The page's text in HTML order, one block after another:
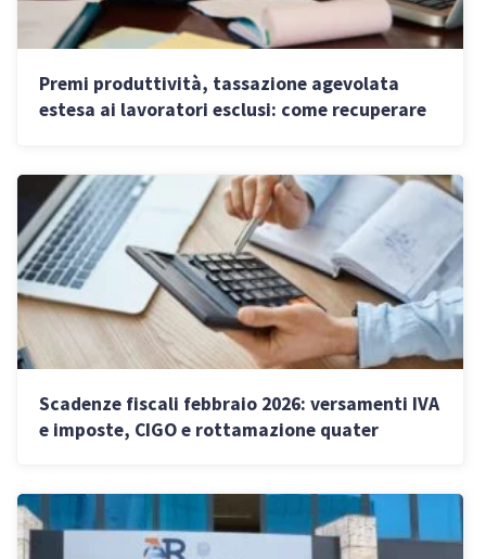
Premi produttività, tassazione agevolata
estesa ai lavoratori esclusi: come recuperare
Scadenze fiscali febbraio 2026: versamenti IVA
e imposte, CIGO e rottamazione quater